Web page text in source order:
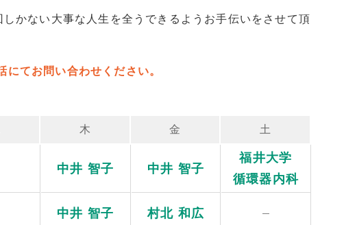
かない大事な人生を全うできるようお手伝いをさせて頂
てお問い合わせください。
木 金 土
中井 智子 中井 智子
福井大学
循環器内科
中井 智子 村北 和広